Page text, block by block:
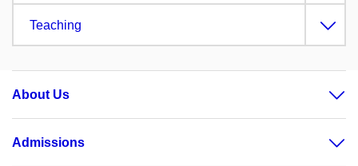
Teaching
About Us
Admissions